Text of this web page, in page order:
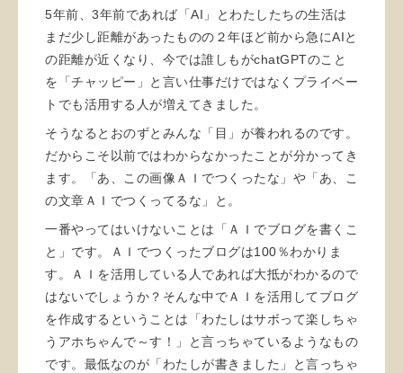
5年前、3年前であれば「AI」とわたしたちの生活は
まだ少し距離があったものの２年ほど前から急にAIと
の距離が近くなり、今では誰しもがchatGPTのこと
を「チャッピー」と言い仕事だけではなくプライベー
トでも活用する人が増えてきました。
そうなるとおのずとみんな「目」が養われるのです。
だからこそ以前ではわからなかったことが分かってき
ます。「あ、この画像ＡＩでつくったな」や「あ、こ
の文章ＡＩでつくってるな」と。
一番やってはいけないことは「ＡＩでブログを書くこ
と」です。ＡＩでつくったブログは100％わかりま
す。ＡＩを活用している人であれば大抵がわかるので
はないでしょうか？そんな中でＡＩを活用してブログ
を作成するということは「わたしはサボって楽しちゃ
うアホちゃんで～す！」と言っちゃているようなもの
です。最低なのが「わたしが書きました」と言っちゃ